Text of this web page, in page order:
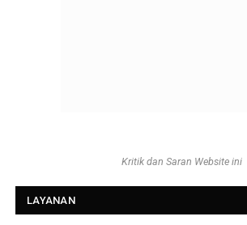
Kritik dan Saran Website ini
LAYANAN